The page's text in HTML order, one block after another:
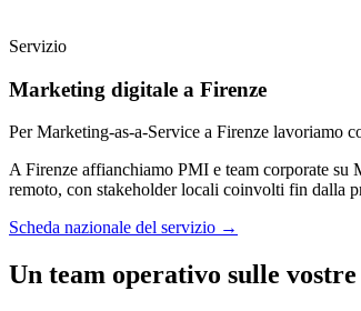
Servizio
Marketing digitale a Firenze
Per Marketing-as-a-Service a Firenze lavoriamo
A Firenze affianchiamo PMI e team corporate su
remoto, con stakeholder locali coinvolti fin dalla
Scheda nazionale del servizio →
Un team operativo sulle